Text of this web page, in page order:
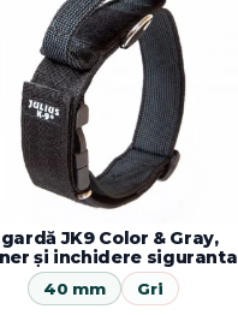
JK9 Color & Gray,
și inchidere siguranta
40 mm Gri